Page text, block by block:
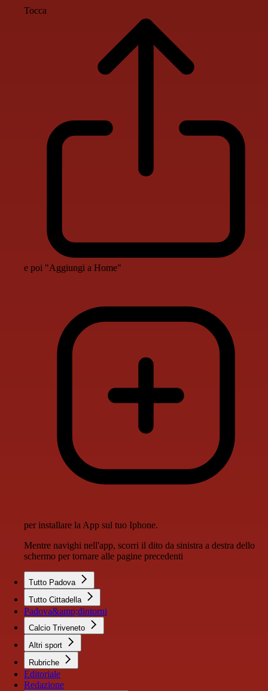
Tocca
e poi "Aggiungi a Home"
per installare la App sul tuo Iphone.
Mentre navighi nell'app, scorri il dito da sinistra a destra dello
schermo per tornare alle pagine precedenti
Tutto Padova
Tutto Cittadella
Padova&amp;dintorni
Calcio Triveneto
Altri sport
Rubriche
Editoriale
Redazione